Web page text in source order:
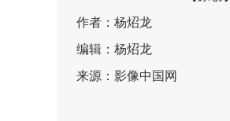
作者：杨炤龙
编辑：杨炤龙
来源：影像中国网